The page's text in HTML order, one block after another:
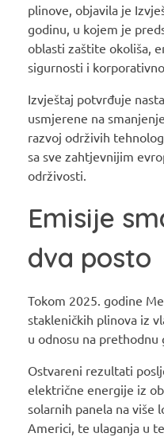
plinove, objavila je
godinu, u kojem je
oblasti zaštite okoliša,
sigurnosti i
Izvještaj potvrđuje
usmjerene na
razvoj održivih
sa sve zahtjevnijim
održivosti.
Emisije
dva posto
Tokom 2025. godine
stakleničkih plinova iz
u odnosu na prethodnu
Ostvareni rezultati
električne energije iz
solarnih panela na više
Americi, te ulaganja u